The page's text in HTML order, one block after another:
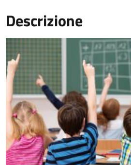
Descrizione